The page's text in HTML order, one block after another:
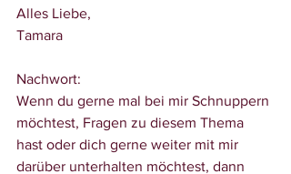
Alles Liebe,
Tamara
Nachwort:
Wenn du gerne mal bei mir Schnuppern
möchtest, Fragen zu diesem Thema
hast oder dich gerne weiter mit mir
darüber unterhalten möchtest, dann